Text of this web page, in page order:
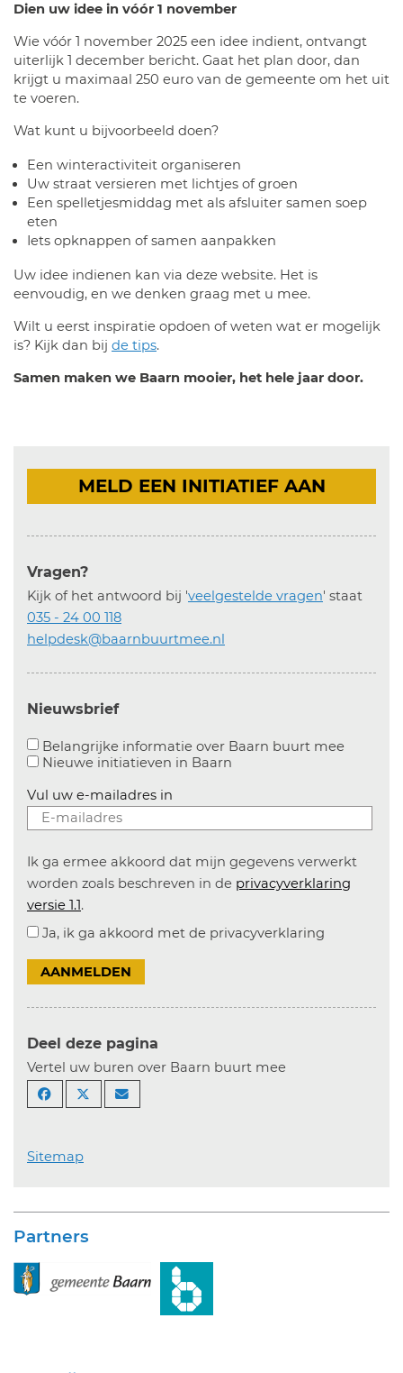
Dien uw idee in vóór 1 november
Wie vóór 1 november 2025 een idee indient, ontvangt
uiterlijk 1 december bericht. Gaat het plan door, dan
krijgt u maximaal 250 euro van de gemeente om het uit
te voeren.
Wat kunt u bijvoorbeeld doen?
Een winteractiviteit organiseren
Uw straat versieren met lichtjes of groen
Een spelletjesmiddag met als afsluiter samen soep
eten
Iets opknappen of samen aanpakken
Uw idee indienen kan via deze website. Het is
eenvoudig, en we denken graag met u mee.
Wilt u eerst inspiratie opdoen of weten wat er mogelijk
is? Kijk dan bij de tips.
Samen maken we Baarn mooier, het hele jaar door.
MELD EEN INITIATIEF AAN
Vragen?
Kijk of het antwoord bij 'veelgestelde vragen' staat
035 - 24 00 118
helpdesk@baarnbuurtmee.nl
Nieuwsbrief
Belangrijke informatie over Baarn buurt mee
Nieuwe initiatieven in Baarn
Vul uw e-mailadres in
Ik ga ermee akkoord dat mijn gegevens verwerkt
worden zoals beschreven in de privacyverklaring
versie 1.1.
Ja, ik ga akkoord met de privacyverklaring
AANMELDEN
Deel deze pagina
Vertel uw buren over Baarn buurt mee
Sitemap
Partners